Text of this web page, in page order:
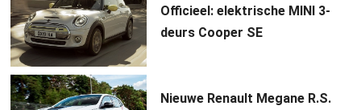
Officieel: elektrische MINI 3-
deurs Cooper SE
Nieuwe Renault Megane R.S.